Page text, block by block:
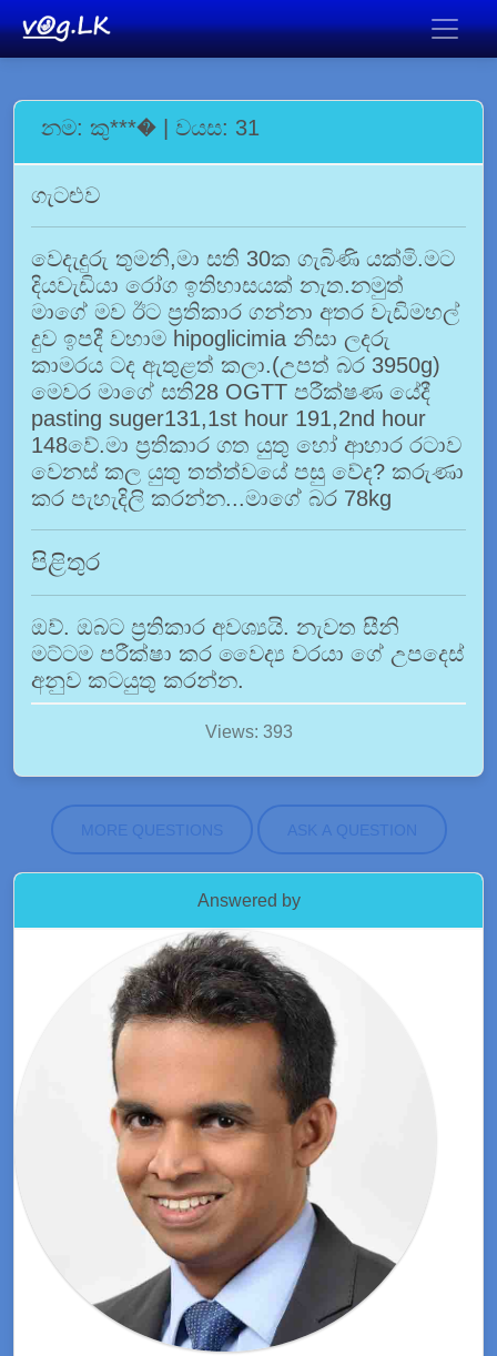
නම: කු***� | වයස: 31
ගැටළුව
වෙදැදුරු තුමනි,මා සති 30ක ගැබිණි යක්මි.මට
දියවැඩියා රෝග ඉතිහාසයක් නැත.නමුත්
මාගේ මව ඊට ප්‍රතිකාර ගන්නා අතර වැඩිමහල්
දුව ඉපදී වහාම hipoglicimia නිසා ලදරු
කාමරය ටද ඇතුළත් කලා.(උපත් බර 3950g)
මෙවර මාගේ සති28 OGTT පරීක්ෂණ යේදී
pasting suger131,1st hour 191,2nd hour
148වේ.මා ප්‍රතිකාර ගත යුතු හෝ ආහාර රටාව
වෙනස් කල යුතු තත්ත්වයේ පසු වේද? කරුණා
කර පැහැදිලි කරන්න...මාගේ බර 78kg
පිළිතුර
ඔව්. ඔබට ප්‍රතිකාර අවශ්‍යයි. නැවත සීනි
මට්ටම පරීක්ෂා කර වෛද්‍ය වරයා ගේ උපදෙස්
අනුව කටයුතු කරන්න.
Views: 393
MORE QUESTIONS ASK A QUESTION
Answered by